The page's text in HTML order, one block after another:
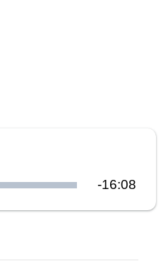
Pozostały
-16:08